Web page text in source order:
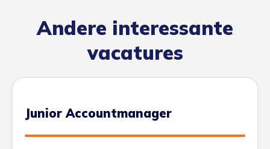
Andere interessante
vacatures
Junior Accountmanager